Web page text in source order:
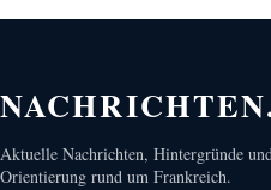
Aktuelle Nachrichten, Hintergründe
Orientierung rund um Frankreich.